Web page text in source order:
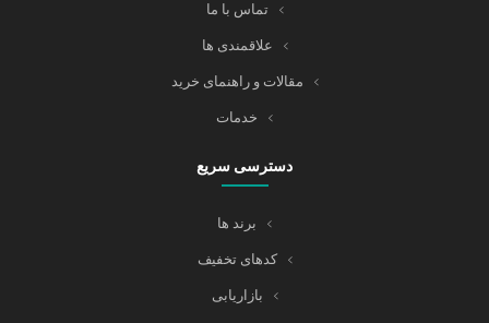
تماس با ما
علاقمندی ها
مقالات و راهنمای خرید
خدمات
دسترسی سریع
برند ها
کدهای تخفیف
بازاریابی